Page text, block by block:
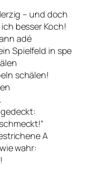
– und doch
ich besser Koch!
adé
Spielfeld in spe
schälen!
A
wahr: